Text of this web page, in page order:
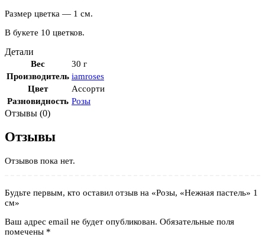
Размер цветка — 1 см.
В букете 10 цветков.
Детали
Вес
30 г
Производитель iamroses
Цвет
Ассорти
Разновидность Розы
Отзывы (0)
Отзывы
Отзывов пока нет.
Будьте первым, кто оставил отзыв на «Розы, «Нежная пастель» 1
см»
Ваш адрес email не будет опубликован. Обязательные поля
помечены *